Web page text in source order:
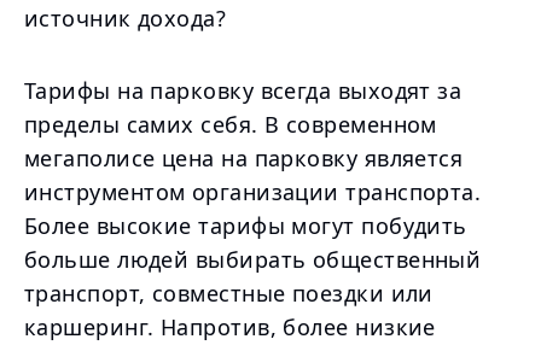
источник дохода?
Тарифы на парковку всегда выходят за
пределы самих себя. В современном
мегаполисе цена на парковку является
инструментом организации транспорта.
Более высокие тарифы могут побудить
больше людей выбирать общественный
транспорт, совместные поездки или
каршеринг. Напротив, более низкие